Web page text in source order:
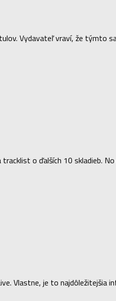
Vydavateľ vraví, že týmto
o ďalších 10 skladieb.
Vlastne, je to najdôležitejšia